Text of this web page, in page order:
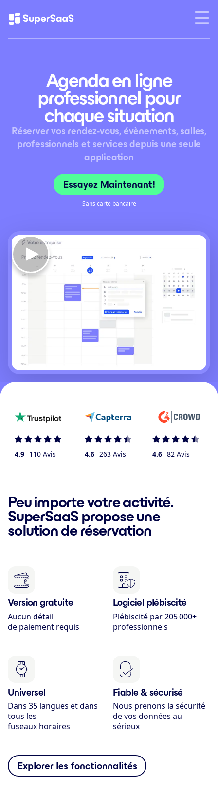
Agenda en ligne
professionnel pour
chaque situation
Réserver vos rendez-vous, évènements, salles,
professionnels et services depuis une seule
application
Essayez Maintenant !
Sans carte bancaire
4.9 110 Avis 4.6 263 Avis 4.6 82 Avis
Peu importe votre activité.
SuperSaaS propose une
solution de réservation
Version gratuite
Aucun détail
de paiement requis
Logiciel plébiscité
Plébiscité par 205 000+
professionnels
Universel
Dans 35 langues et dans
tous les
fuseaux horaires
Fiable & sécurisé
Nous prenons la sécurité
de vos données au
sérieux
Explorer les fonctionnalités